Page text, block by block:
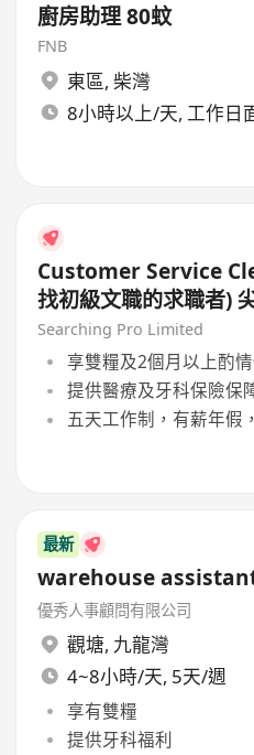
廚房助理 80蚊
FNB
東區, 柴灣
8小時以上/天, 工作日
Customer Service
找初級文職的求職者)
Searching Pro Limited
享雙糧及2個月以上酌
提供醫療及牙科保險保
五天工作制，有薪年假
最新
warehouse
優秀人事顧問有限公司
觀塘, 九龍灣
4~8小時/天, 5天/週
享有雙糧
提供牙科福利